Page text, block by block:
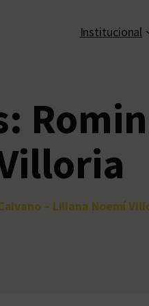
Institucional
– Liliana Noemí